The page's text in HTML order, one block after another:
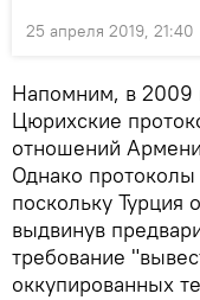
25 апреля 2019, 21:40
Напомним, в 2009
Цюрихские
отношений
Однако протоколы
поскольку Турция
выдвинув
требование
оккупированных